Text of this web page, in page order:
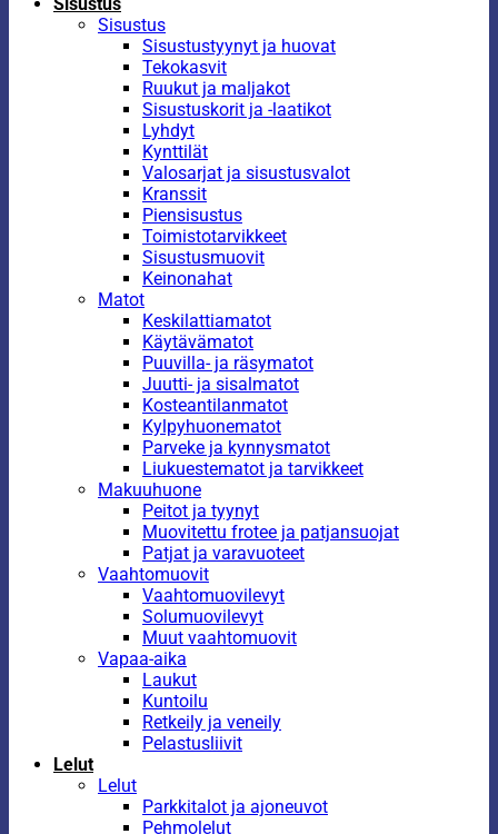
Sisustus
Sisustustyynyt ja huovat
Tekokasvit
Ruukut ja maljakot
Sisustuskorit ja -laatikot
Lyhdyt
Kynttilät
Valosarjat ja sisustusvalot
Kranssit
Piensisustus
Toimistotarvikkeet
Sisustusmuovit
Keinonahat
Matot
Keskilattiamatot
Käytävämatot
Puuvilla- ja räsymatot
Juutti- ja sisalmatot
Kosteantilanmatot
Kylpyhuonematot
Parveke ja kynnysmatot
Liukuestematot ja tarvikkeet
Makuuhuone
Peitot ja tyynyt
Muovitettu frotee ja patjansuojat
Patjat ja varavuoteet
Vaahtomuovit
Vaahtomuovilevyt
Solumuovilevyt
Muut vaahtomuovit
Vapaa-aika
Laukut
Kuntoilu
Retkeily ja veneily
Pelastusliivit
Lelut
Lelut
Parkkitalot ja ajoneuvot
Pehmolelut